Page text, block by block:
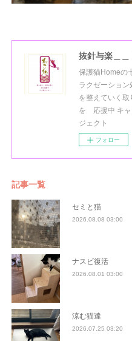
保護猫Homeの
ラクゼーショ
を整えていく
を 応援中 キ
ジェクト
フォロー
記事一覧
セミと猫
2026.08.08 03:00
ナスビ復活
2026.08.01 03:00
涼む猫達
2026.07.25 03:20